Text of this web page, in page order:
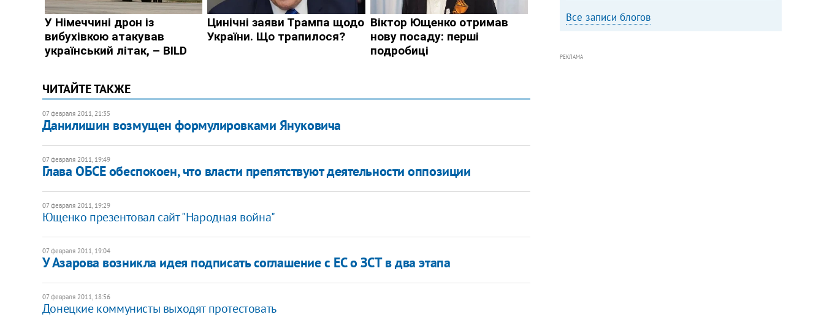
ЧИТАЙТЕ ТАКЖЕ
07 февраля 2011, 21:35
Данилишин возмущен формулировками Януковича
07 февраля 2011, 19:49
Глава ОБСЕ обеспокоен, что власти препятствуют деятельности оппозиции
07 февраля 2011, 19:29
Ющенко презентовал сайт "Народная война"
07 февраля 2011, 19:04
У Азарова возникла идея подписать соглашение с ЕС о ЗСТ в два этапа
07 февраля 2011, 18:56
Донецкие коммунисты выходят протестовать
Все записи блогов
РЕКЛАМА